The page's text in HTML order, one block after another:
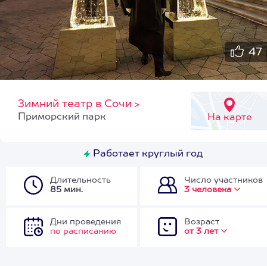
47
Зимний театр в Сочи >
На карте
Приморский парк
Работает круглый год
Длительность
85 мин.
Число участников
3 человека
Дни проведения
по расписанию
Возраст
от 3 лет